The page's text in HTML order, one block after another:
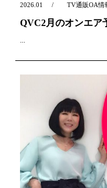
2026.01 TV通販OA情
QVC2月のオンエア
...